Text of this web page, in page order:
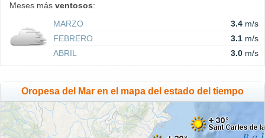
Meses más ventosos:
MARZO
3.4 m/s
FEBRERO
3.1 m/s
ABRIL
3.0 m/s
Oropesa del Mar en el mapa del estado del tiempo